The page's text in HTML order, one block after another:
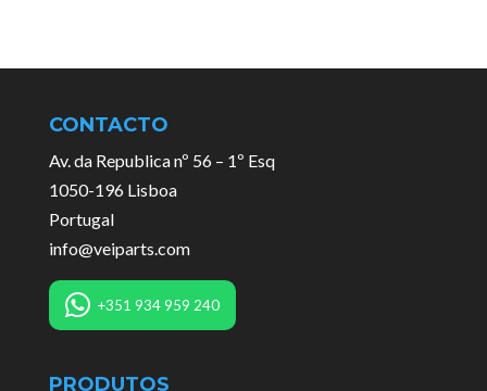
CONTACTO
Av. da Republica nº 56 – 1º Esq
1050-196 Lisboa
Portugal
info@veiparts.com
+351 934 959 240
PRODUTOS